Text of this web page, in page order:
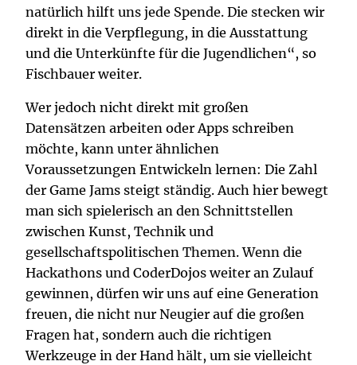
natürlich hilft uns jede Spende. Die stecken wir
direkt in die Verpflegung, in die Ausstattung
und die Unterkünfte für die Jugendlichen“, so
Fischbauer weiter.
Wer jedoch nicht direkt mit großen
Datensätzen arbeiten oder Apps schreiben
möchte, kann unter ähnlichen
Voraussetzungen Entwickeln lernen: Die Zahl
der Game Jams steigt ständig. Auch hier bewegt
man sich spielerisch an den Schnittstellen
zwischen Kunst, Technik und
gesellschaftspolitischen Themen. Wenn die
Hackathons und CoderDojos weiter an Zulauf
gewinnen, dürfen wir uns auf eine Generation
freuen, die nicht nur Neugier auf die großen
Fragen hat, sondern auch die richtigen
Werkzeuge in der Hand hält, um sie vielleicht